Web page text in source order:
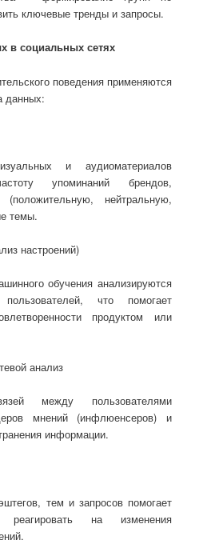
ключевые тренды и запросы.
в социальных сетях
поведения применяются
данных:
и аудиоматериалов
упоминаний брендов,
(положительную, нейтральную,
темы.
настроений)
обучения анализируются
что помогает
продуктом или
анализ
между пользователями
мнений (инфлюенсеров) и
информации.
тем и запросов помогает
реагировать на изменения